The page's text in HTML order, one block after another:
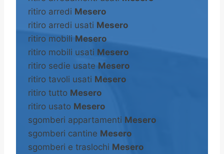
ritiro arredi Mesero
ritiro arredi usati Mesero
ritiro mobili Mesero
ritiro mobili usati Mesero
ritiro sedie usate Mesero
ritiro tavoli usati Mesero
ritiro tutto Mesero
ritiro usato Mesero
sgomberi appartamenti Mesero
sgomberi cantine Mesero
sgomberi e traslochi Mesero